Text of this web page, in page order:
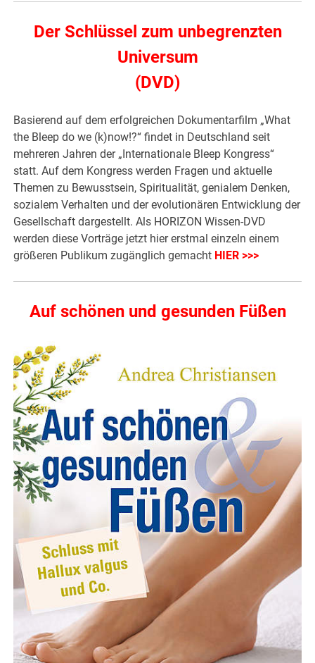
Der Schlüssel zum unbegrenzten
Universum
(DVD)
Basierend auf dem erfolgreichen Dokumentarfilm „What
the Bleep do we (k)now!?“ findet in Deutschland seit
mehreren Jahren der „Internationale Bleep Kongress“
statt. Auf dem Kongress werden Fragen und aktuelle
Themen zu Bewusstsein, Spiritualität, genialem Denken,
sozialem Verhalten und der evolutionären Entwicklung der
Gesellschaft dargestellt. Als HORIZON Wissen-DVD
werden diese Vorträge jetzt hier erstmal einzeln einem
größeren Publikum zugänglich gemacht HIER >>>
Auf schönen und gesunden Füßen